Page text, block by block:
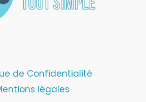
de Confidentialité
légales